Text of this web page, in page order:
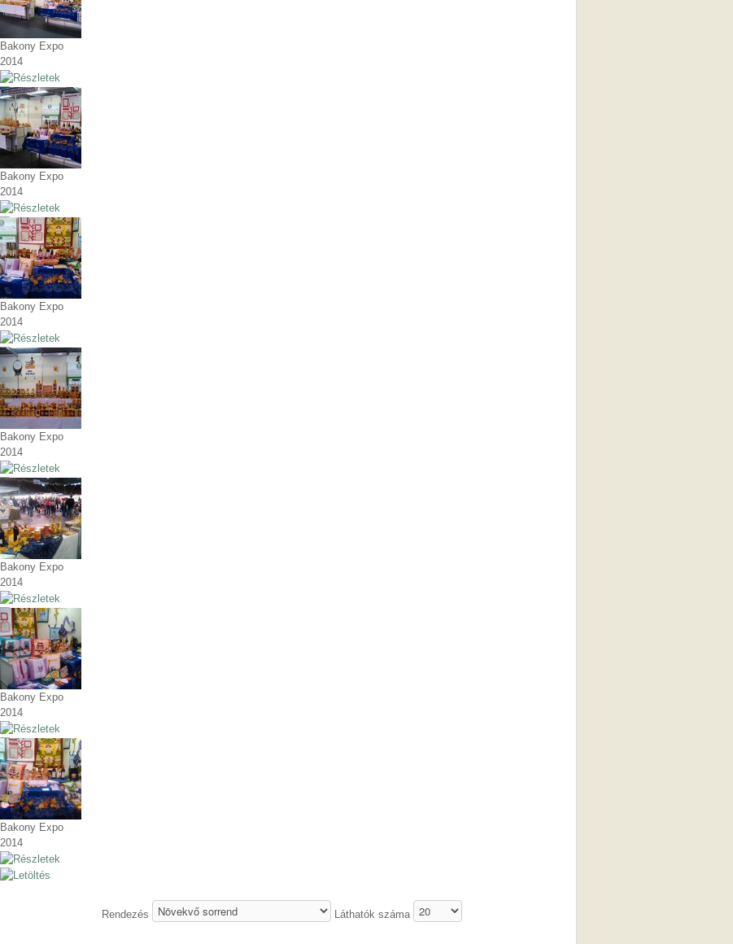
Bakony Expo
2014
Bakony Expo
2014
Bakony Expo
2014
Bakony Expo
2014
Bakony Expo
2014
Bakony Expo
2014
Bakony Expo
2014
Rendezés Láthatók száma